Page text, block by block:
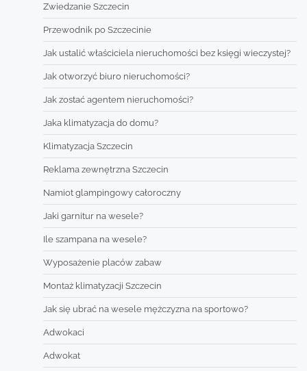
Zwiedzanie Szczecin
Przewodnik po Szczecinie
Jak ustalić właściciela nieruchomości bez księgi wieczystej?
Jak otworzyć biuro nieruchomości?
Jak zostać agentem nieruchomości?
Jaka klimatyzacja do domu?
Klimatyzacja Szczecin
Reklama zewnętrzna Szczecin
Namiot glampingowy całoroczny
Jaki garnitur na wesele?
Ile szampana na wesele?
Wyposażenie placów zabaw
Montaż klimatyzacji Szczecin
Jak się ubrać na wesele mężczyzna na sportowo?
Adwokaci
Adwokat